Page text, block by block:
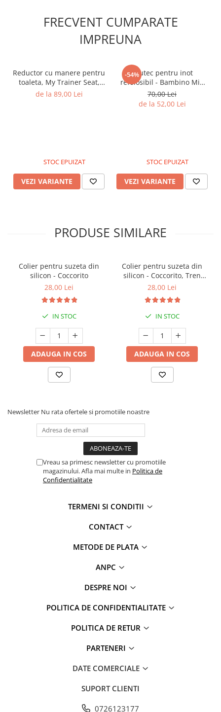
FRECVENT CUMPARATE
IMPREUNA
Reductor cu manere pentru
toaleta, My Trainer Seat,
Gargarita
de la 89,00 Lei
STOC EPUIZAT
VEZI VARIANTE
-54%Scutec pentru inot
refolosibil - Bambino Mio
Marimea M
70,00 Lei
de la 52,00 Lei
STOC EPUIZAT
VEZI VARIANTE
PRODUSE SIMILARE
Colier pentru suzeta din
silicon - Coccorito
28,00 Lei
IN STOC
ADAUGA IN COS
Colier pentru suzeta din
silicon - Coccorito, Tren
verde
28,00 Lei
IN STOC
ADAUGA IN COS
Newsletter Nu rata ofertele si promotiile noastre
Vreau sa primesc newsletter cu promotiile
magazinului. Afla mai multe in Politica de
Confidentialitate
TERMENI SI CONDITII
CONTACT
METODE DE PLATA
ANPC
DESPRE NOI
POLITICA DE CONFIDENTIALITATE
POLITICA DE RETUR
PARTENERI
DATE COMERCIALE
SUPORT CLIENTI
0726123177